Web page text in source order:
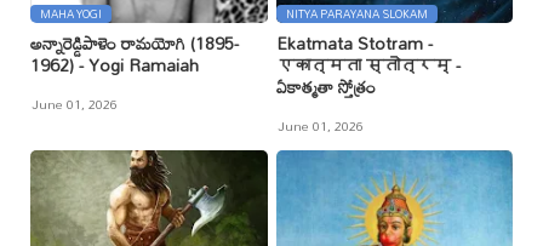
MAHA YOGI
అన్నారెడ్డిపాళెం రామయోగి (1895-
1962) - Yogi Ramaiah
June 01, 2026
NITYA PARAYANA SLOKAM
Ekatmata Stotram -
एकात्मता स्तोत्रम् -
ఏకాత్మతా స్తోత్రం
June 01, 2026